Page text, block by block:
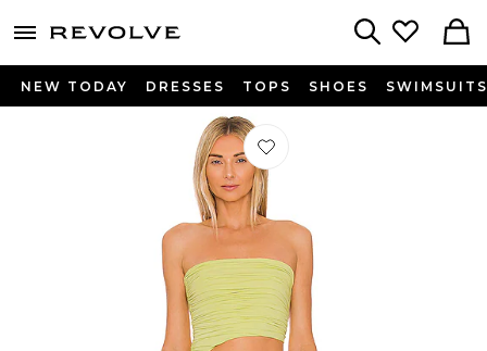
menu - shows more content
NEW TODAY DRESSES TOPS SHOES SWIMSUITS
Préféré COMBINAISON SOSA